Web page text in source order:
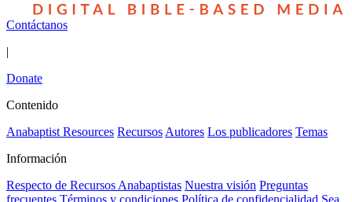
Contáctanos
|
Donate
Contenido
Anabaptist Resources Recursos Autores Los publicadores Temas
Información
Respecto de Recursos Anabaptistas Nuestra visión Preguntas
frecuentes Términos y condiciones Política de confidencialidad Sea